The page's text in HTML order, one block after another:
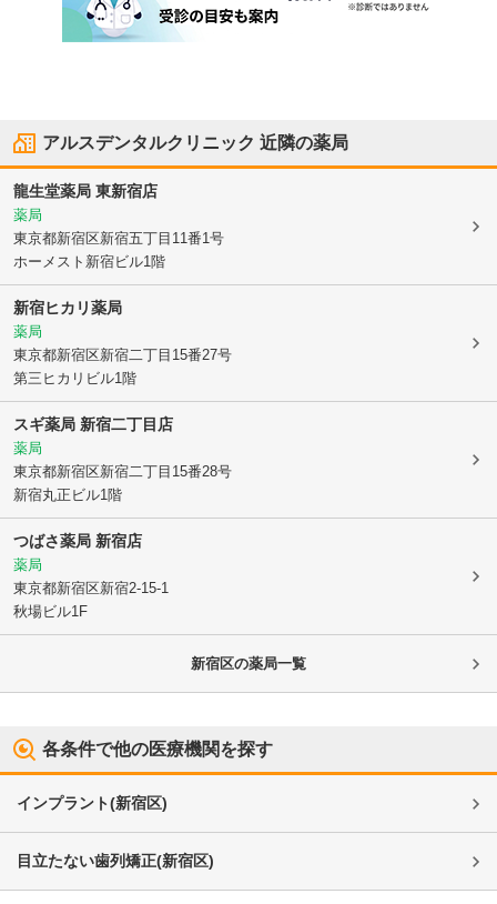
アルスデンタルクリニック 近隣の薬局
龍生堂薬局 東新宿店
薬局
東京都新宿区新宿五丁目11番1号
ホーメスト新宿ビル1階
新宿ヒカリ薬局
薬局
東京都新宿区新宿二丁目15番27号
第三ヒカリビル1階
スギ薬局 新宿二丁目店
薬局
東京都新宿区新宿二丁目15番28号
新宿丸正ビル1階
つばさ薬局 新宿店
薬局
東京都新宿区新宿2-15-1
秋場ビル1F
新宿区の薬局一覧
各条件で他の医療機関を探す
インプラント(新宿区)
目立たない歯列矯正(新宿区)